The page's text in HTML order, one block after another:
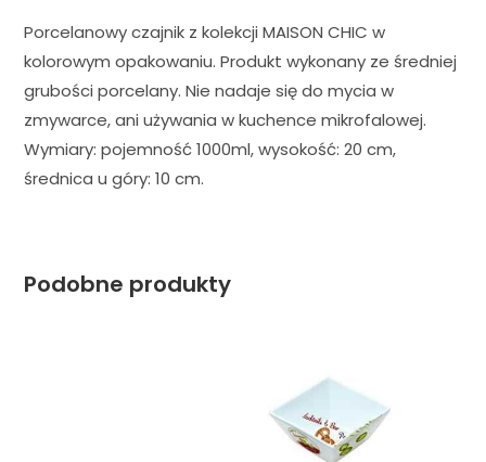
Porcelanowy czajnik z kolekcji MAISON CHIC w
kolorowym opakowaniu. Produkt wykonany ze średniej
grubości porcelany. Nie nadaje się do mycia w
zmywarce, ani używania w kuchence mikrofalowej.
Wymiary: pojemność 1000ml, wysokość: 20 cm,
średnica u góry: 10 cm.
Podobne produkty